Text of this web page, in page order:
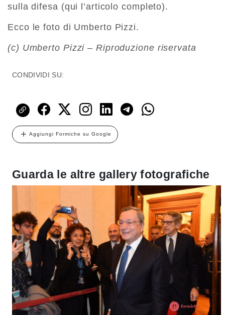
sulla difesa (qui l’articolo completo).
Ecco le foto di Umberto Pizzi.
(c) Umberto Pizzi – Riproduzione riservata
CONDIVIDI SU:
Aggiungi Formiche su Google
Guarda le altre gallery fotografiche